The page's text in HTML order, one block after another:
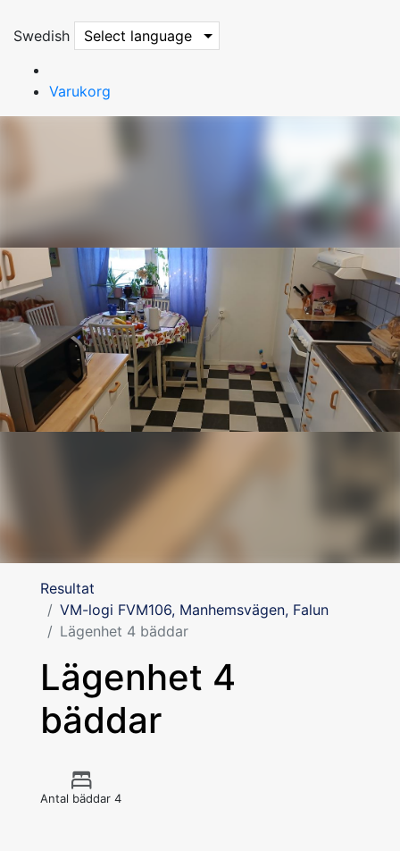
Swedish Select language
Varukorg
Resultat
VM-logi FVM106, Manhemsvägen, Falun
Lägenhet 4 bäddar
Lägenhet 4
bäddar
Antal bäddar 4